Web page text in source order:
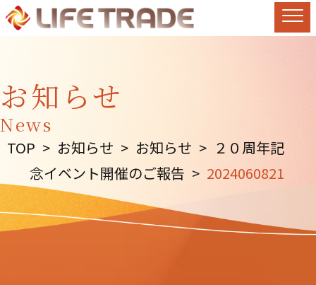
お知らせ
News
TOP > お知らせ > お知らせ > ２０周年記
念イベント開催のご報告 > 2024060821